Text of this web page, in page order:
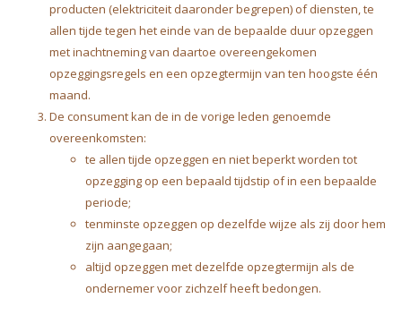
producten (elektriciteit daaronder begrepen) of diensten, te
allen tijde tegen het einde van de bepaalde duur opzeggen
met inachtneming van daartoe overeengekomen
opzeggingsregels en een opzegtermijn van ten hoogste één
maand.
De consument kan de in de vorige leden genoemde
overeenkomsten:
te allen tijde opzeggen en niet beperkt worden tot
opzegging op een bepaald tijdstip of in een bepaalde
periode;
tenminste opzeggen op dezelfde wijze als zij door hem
zijn aangegaan;
altijd opzeggen met dezelfde opzegtermijn als de
ondernemer voor zichzelf heeft bedongen.